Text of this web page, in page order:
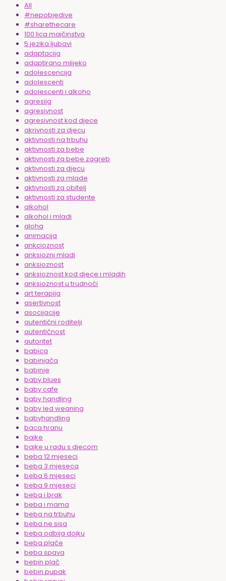
All
#nepobjedive
#sharethecare
100 lica majčinstva
5 jezika ljubavi
adaptacija
adaptirano mlijeko
adolescencija
adolescenti
adolescenti i alkoho
agresija
agresivnost
agresivnost kod djece
akrivnosti za djecu
aktivnosti na trbuhu
aktivnosti za bebe
aktivnosti za bebe zagreb
aktivnosti za djecu
aktivnosti za mlade
aktivnosti za obitelj
aktivnosti za studente
alkohol
alkohol i mladi
aloha
animacija
ankcioznost
anksiozni mladi
anksioznost
anksioznost kod djece i mladih
anksioznost u trudnoći
art terapija
asertivnost
asocijacije
autentični roditelji
autentičnost
autoritet
babica
babinjača
babinje
baby blues
baby cafe
baby handling
baby led weaning
babyhandling
baca hranu
bajke
bajke u radu s djecom
beba 12 mjeseci
beba 3 mjeseca
beba 6 mjeseci
beba 9 mjeseci
beba i brak
beba i mama
beba na trbuhu
beba ne sisa
beba odbija dojku
beba plače
beba spava
bebin plač
bebin pupak